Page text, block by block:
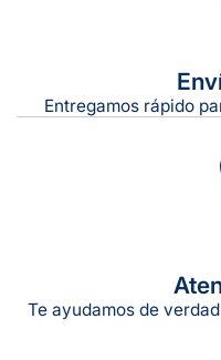
Entregamos rápido
Te ayudamos de